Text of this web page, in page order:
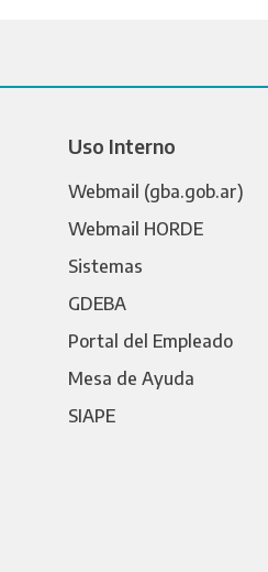
Uso Interno
Webmail (gba.gob.ar)
Webmail HORDE
Sistemas
GDEBA
Portal del Empleado
Mesa de Ayuda
SIAPE